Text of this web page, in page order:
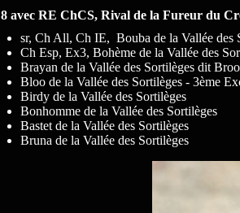
8 avec RE ChCS, Rival de la Fureur du
sr, Ch All, Ch IE, Bouba de la Vallée
Ch Esp, Ex3, Bohème de la Vallée des
Brayan de la Vallée des Sortilèges dit
Bloo de la Vallée des Sortilèges - 3ème
Birdy de la Vallée des Sortilèges
Bonhomme de la Vallée des Sortilèges
Bastet de la Vallée des Sortilèges
Bruna de la Vallée des Sortilèges